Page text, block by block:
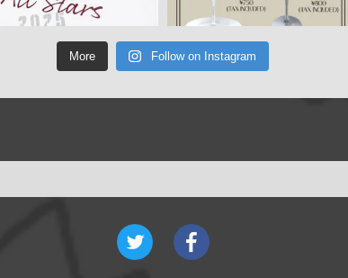
More Follow on Instagram